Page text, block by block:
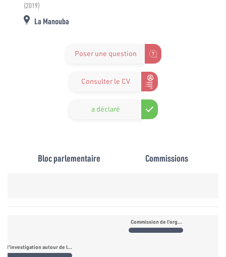
(2019)
La Manouba
Poser une question
Consulter le CV
a déclaré
Bloc parlementaire Commissions
Commission de l’organisation de l’administration et des affaires des forces portant d’armes
Commission d'investigation autour de l'incident de Amdoun